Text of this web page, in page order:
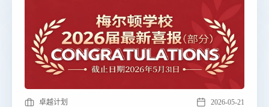
卓越计划 2026-05-21